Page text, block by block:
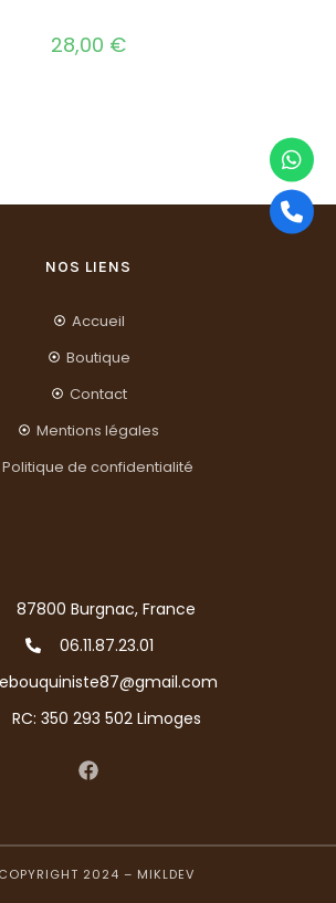
28,00 €
NOS LIENS
Accueil
Boutique
Contact
Mentions légales
Politique de confidentialité
87800 Burgnac, France
06.11.87.23.01
RC: 350 293 502 Limoges
2024 – MIKLDEV